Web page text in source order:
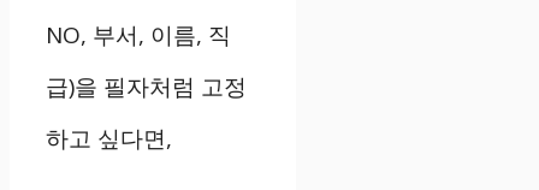
NO, 부서, 이름, 직
급)을 필자처럼 고정
하고 싶다면,